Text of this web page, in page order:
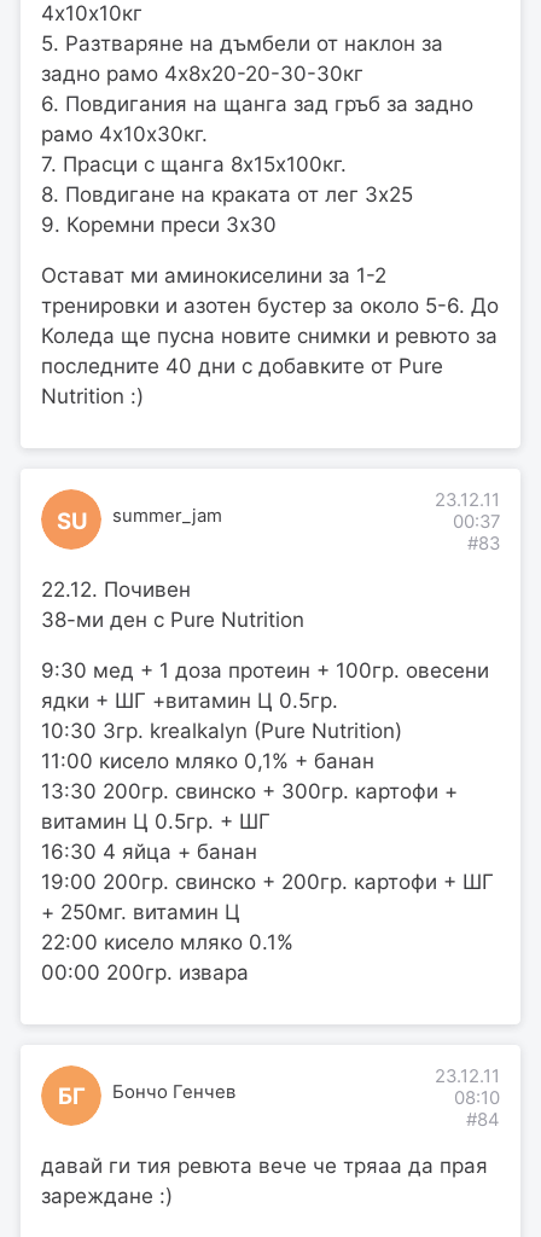
4х10х10кг
5. Разтваряне на дъмбели от наклон за
задно рамо 4х8х20-20-30-30кг
6. Повдигания на щанга зад гръб за задно
рамо 4х10х30кг.
7. Прасци с щанга 8х15х100кг.
8. Повдигане на краката от лег 3х25
9. Коремни преси 3х30
Остават ми аминокиселини за 1-2
тренировки и азотен бустер за около 5-6. До
Коледа ще пусна новите снимки и ревюто за
последните 40 дни с добавките от Pure
Nutrition :)
SU summer_jam
23.12.11
00:37
#83
22.12. Почивен
38-ми ден с Pure Nutrition
9:30 мед + 1 доза протеин + 100гр. овесени
ядки + ШГ +витамин Ц 0.5гр.
10:30 3гр. krealkalyn (Pure Nutrition)
11:00 кисело мляко 0,1% + банан
13:30 200гр. свинско + 300гр. картофи +
витамин Ц 0.5гр. + ШГ
16:30 4 яйца + банан
19:00 200гр. свинско + 200гр. картофи + ШГ
+ 250мг. витамин Ц
22:00 кисело мляко 0.1%
00:00 200гр. извара
БГ Бончо Генчев
23.12.11
08:10
#84
давай ги тия ревюта вече че тряаа да прая
зареждане :)